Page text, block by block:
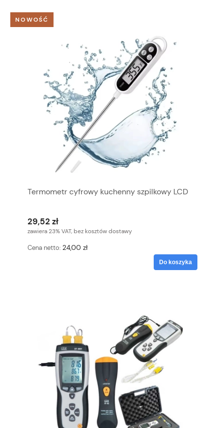
Termometr cyfrowy kuchenny szpilkowy LCD
29,52 zł
zawiera 23% VAT, bez kosztów dostawy
Cena netto: 24,00 zł
Do koszyka
NOWOŚĆ